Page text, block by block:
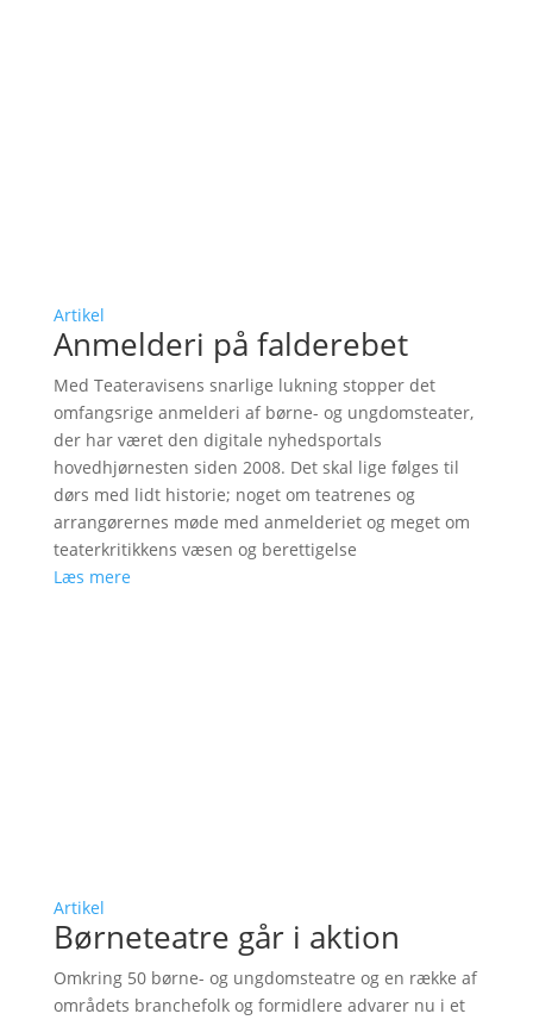
Artikel
Anmelderi på falderebet
Med Teateravisens snarlige lukning stopper det
omfangsrige anmelderi af børne- og ungdomsteater,
der har været den digitale nyhedsportals
hovedhjørnesten siden 2008. Det skal lige følges til
dørs med lidt historie; noget om teatrenes og
arrangørernes møde med anmelderiet og meget om
teaterkritikkens væsen og berettigelse
Læs mere
Artikel
Børneteatre går i aktion
Omkring 50 børne- og ungdomsteatre og en række af
områdets branchefolk og formidlere advarer nu i et